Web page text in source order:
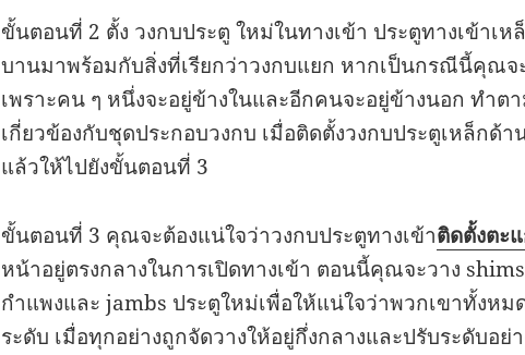
ขั้นตอนที่ 2 ตั้ง วงกบประตู ใหม่ในทางเข้า ประตูทางเข้าเ
บานมาพร้อมกับสิ่งที่เรียกว่าวงกบแยก หากเป็นกรณีนี้คุณจ
เพราะคน ๆ หนึ่งจะอยู่ข้างในและอีกคนจะอยู่ข้างนอก ทำต
เกี่ยวข้องกับชุดประกอบวงกบ เมื่อติดตั้งวงกบประตูเหล็กด้า
แล้วให้ไปยังขั้นตอนที่ 3
ขั้นตอนที่ 3 คุณจะต้องแน่ใจว่าวงกบประตูทางเข้าติดตั้งตะ
หน้าอยู่ตรงกลางในการเปิดทางเข้า ตอนนี้คุณจะวาง
กำแพงและ jambs ประตูใหม่เพื่อให้แน่ใจว่าพวกเขาทั้งหม
ระดับ เมื่อทุกอย่างถูกจัดวางให้อยู่กึ่งกลางและปรับระดับอย่